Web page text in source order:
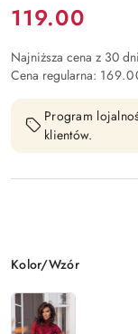
Cena:
119.00
Najniższa cena z 30
Cena regularna:
Program
klientów.
Wariant
Kolor/Wzór